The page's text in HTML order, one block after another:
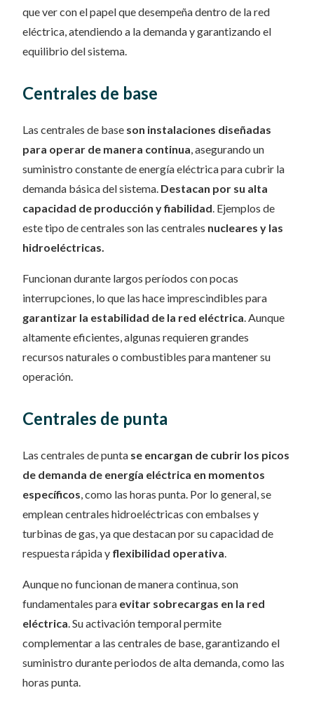
que ver con el papel que desempeña dentro de la red
eléctrica, atendiendo a la demanda y garantizando el
equilibrio del sistema.
Centrales de base
Las centrales de base son instalaciones diseñadas
para operar de manera continua, asegurando un
suministro constante de energía eléctrica para cubrir la
demanda básica del sistema. Destacan por su alta
capacidad de producción y fiabilidad. Ejemplos de
este tipo de centrales son las centrales nucleares y las
hidroeléctricas.
Funcionan durante largos períodos con pocas
interrupciones, lo que las hace imprescindibles para
garantizar la estabilidad de la red eléctrica. Aunque
altamente eficientes, algunas requieren grandes
recursos naturales o combustibles para mantener su
operación.
Centrales de punta
Las centrales de punta se encargan de cubrir los picos
de demanda de energía eléctrica en momentos
específicos, como las horas punta. Por lo general, se
emplean centrales hidroeléctricas con embalses y
turbinas de gas, ya que destacan por su capacidad de
respuesta rápida y flexibilidad operativa.
Aunque no funcionan de manera continua, son
fundamentales para evitar sobrecargas en la red
eléctrica. Su activación temporal permite
complementar a las centrales de base, garantizando el
suministro durante periodos de alta demanda, como las
horas punta.